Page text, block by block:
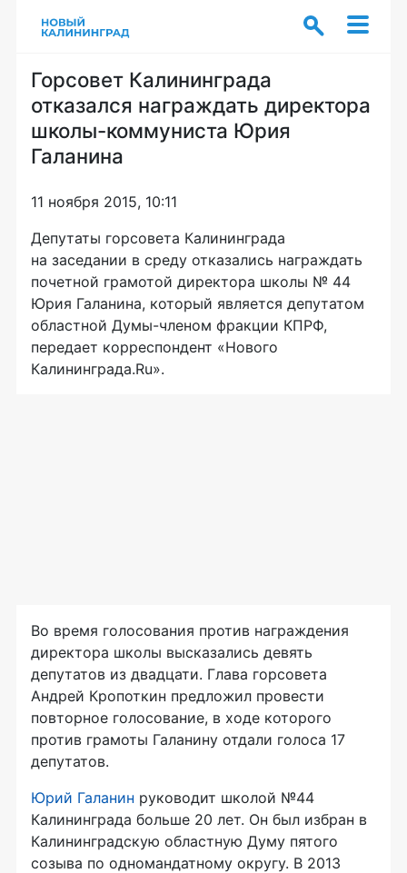
Горсовет Калининграда
отказался награждать директора
школы-коммуниста Юрия
Галанина
11 ноября 2015, 10:11
Депутаты горсовета Калининграда
на заседании в среду отказались награждать
почетной грамотой директора школы № 44
Юрия Галанина, который является депутатом
областной Думы-членом фракции КПРФ,
передает корреспондент «Нового
Калининграда.Ru».
Во время голосования против награждения
директора школы высказались девять
депутатов из двадцати. Глава горсовета
Андрей Кропоткин предложил провести
повторное голосование, в ходе которого
против грамоты Галанину отдали голоса 17
депутатов.
Юрий Галанин руководит школой №44
Калининграда больше 20 лет. Он был избран в
Калининградскую областную Думу пятого
созыва по одномандатному округу. В 2013